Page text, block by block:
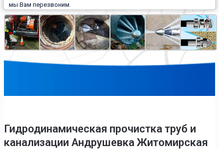
мы Вам перезвоним.
Гидродинамическая прочистка труб и
канализации Андрушевка Житомирская